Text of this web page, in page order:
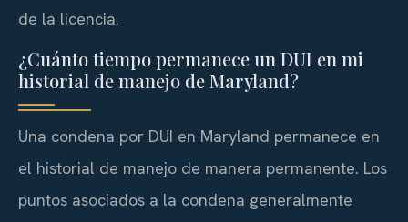
de la licencia.
¿Cuánto tiempo permanece un DUI en mi
historial de manejo de Maryland?
Una condena por DUI en Maryland permanece en
el historial de manejo de manera permanente. Los
puntos asociados a la condena generalmente